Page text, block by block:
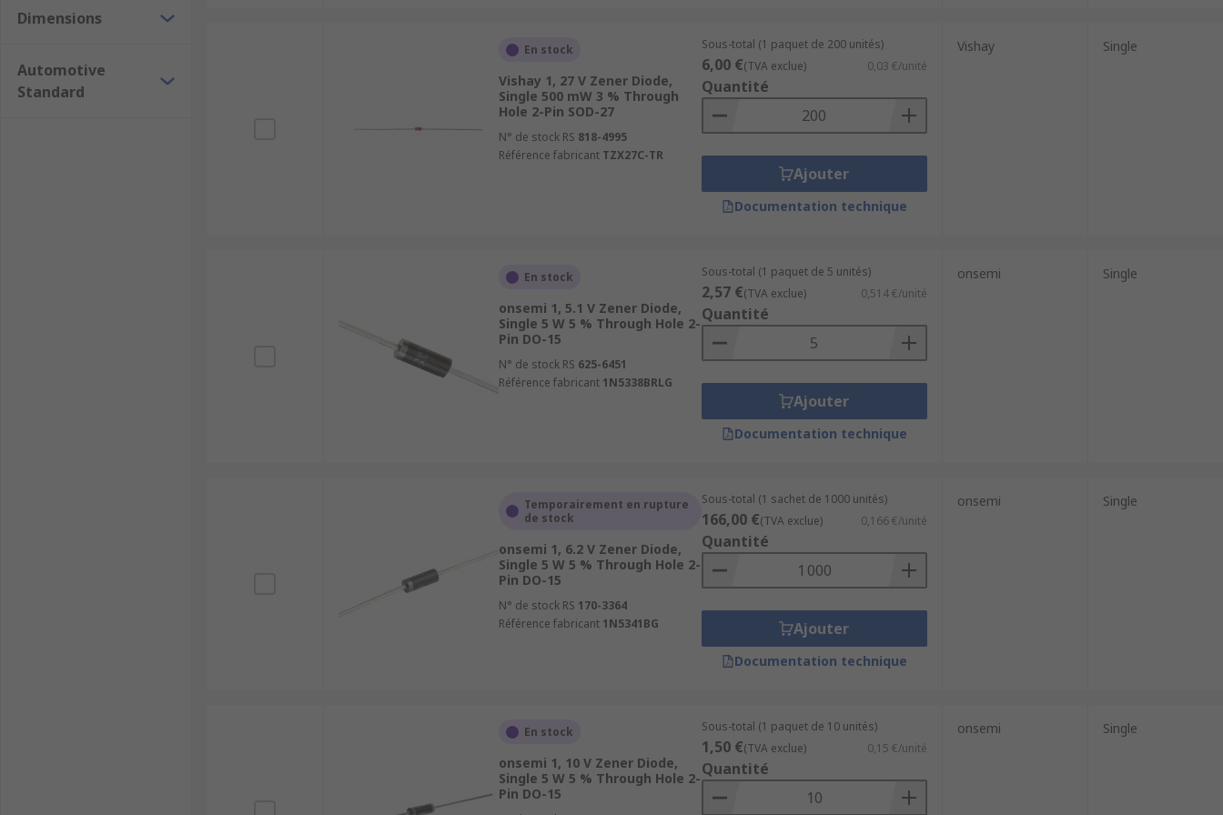
Dimensions
Automotive
Standard
En stock
Vishay 1, 27 V Zener Diode,
Single 500 mW 3 % Through
Hole 2-Pin SOD-27
N° de stock RS 818-4995
Référence fabricant TZX27C-TR
Sous-total (1 paquet de 200 unités)
6,00 €(TVA exclue) 0,03 €/unité
Quantité
Ajouter
Documentation technique
Vishay Single
En stock
onsemi 1, 5.1 V Zener Diode,
Single 5 W 5 % Through Hole 2-
Pin DO-15
N° de stock RS 625-6451
Référence fabricant 1N5338BRLG
Sous-total (1 paquet de 5 unités)
2,57 €(TVA exclue) 0,514 €/unité
Quantité
Ajouter
Documentation technique
onsemi Single
Temporairement en rupture
de stock
onsemi 1, 6.2 V Zener Diode,
Single 5 W 5 % Through Hole 2-
Pin DO-15
N° de stock RS 170-3364
Référence fabricant 1N5341BG
Sous-total (1 sachet de 1000 unités)
166,00 €(TVA exclue) 0,166 €/unité
Quantité
Ajouter
Documentation technique
onsemi Single
En stock
onsemi 1, 10 V Zener Diode,
Single 5 W 5 % Through Hole 2-
Pin DO-15
Sous-total (1 paquet de 10 unités)
1,50 €(TVA exclue) 0,15 €/unité
Quantité
onsemi Single